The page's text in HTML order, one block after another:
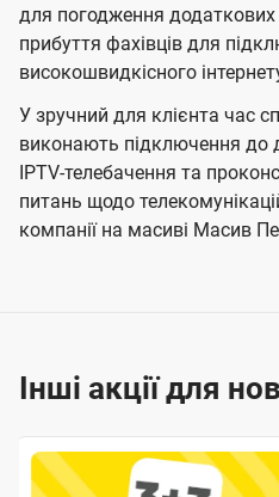
для погодження додаткових
прибуття фахівців для
високошвидкісного
У зручний для клієнта час
виконають підключення до
IPTV-телебачення та
питань щодо
компанії на масиві Масив
Інші акції для